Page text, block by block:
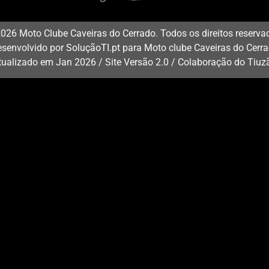
Moto Clube Caveiras do Cerrado. Todos os direitos
porSoluçãoTI.ptpara Moto clube Caveiras do
em Jan 2026 / Site Versão 2.0 / Colaboração do